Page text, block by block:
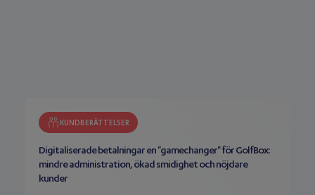
KUNDBERÄTTELSER
Digitaliserade betalningar en "gamechanger" för GolfBox:
mindre administration, ökad smidighet och nöjdare
kunder